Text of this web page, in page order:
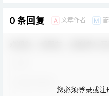
0 条回复 A 文章作者 M
您必须登录或注